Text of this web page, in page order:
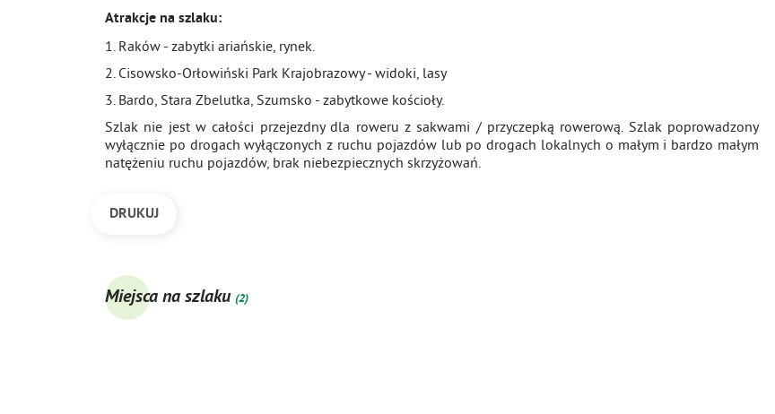
Atrakcje na szlaku:
1. Raków - zabytki ariańskie, rynek.
2. Cisowsko-Orłowiński Park Krajobrazowy - widoki, lasy
3. Bardo, Stara Zbelutka, Szumsko - zabytkowe kościoły.
Szlak nie jest w całości przejezdny dla roweru z sakwami / przyczepką rowerową. Szlak poprowadzony
wyłącznie po drogach wyłączonych z ruchu pojazdów lub po drogach lokalnych o małym i bardzo małym
natężeniu ruchu pojazdów, brak niebezpiecznych skrzyżowań.
DRUKUJ
Miejsca na szlaku (2)